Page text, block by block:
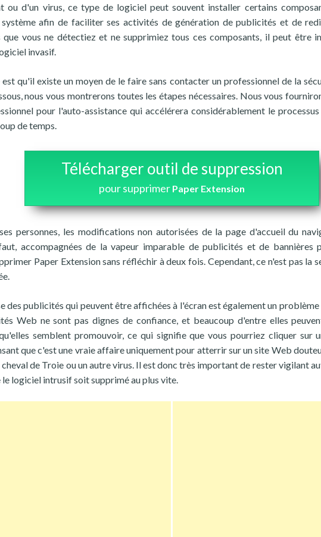
ou d'un virus, ce type de logiciel peut souvent installer certains
afin de faciliter ses activités de génération de publicités et de
que vous ne détectiez et ne supprimiez tous ces composants, il peut être
invasif.
est qu'il existe un moyen de le faire sans contacter un professionnel de la
nous vous montrerons toutes les étapes nécessaires. Nous vous
pour l'auto-assistance qui accélérera considérablement le
de temps.
Télécharger outil de suppression
pour supprimer Paper Extension
personnes, les modifications non autorisées de la page d'accueil du
accompagnées de la vapeur imparable de publicités et de bannières
Paper Extension sans réfléchir à deux fois. Cependant, ce n'est pas la
des publicités qui peuvent être affichées à l'écran est également un
Web ne sont pas dignes de confiance, et beaucoup d'entre elles
semblent promouvoir, ce qui signifie que vous pourriez cliquer sur
que c'est une vraie affaire uniquement pour atterrir sur un site Web
cheval de Troie ou un autre virus. Il est donc très important de rester vigilant
le logiciel intrusif soit supprimé au plus vite.